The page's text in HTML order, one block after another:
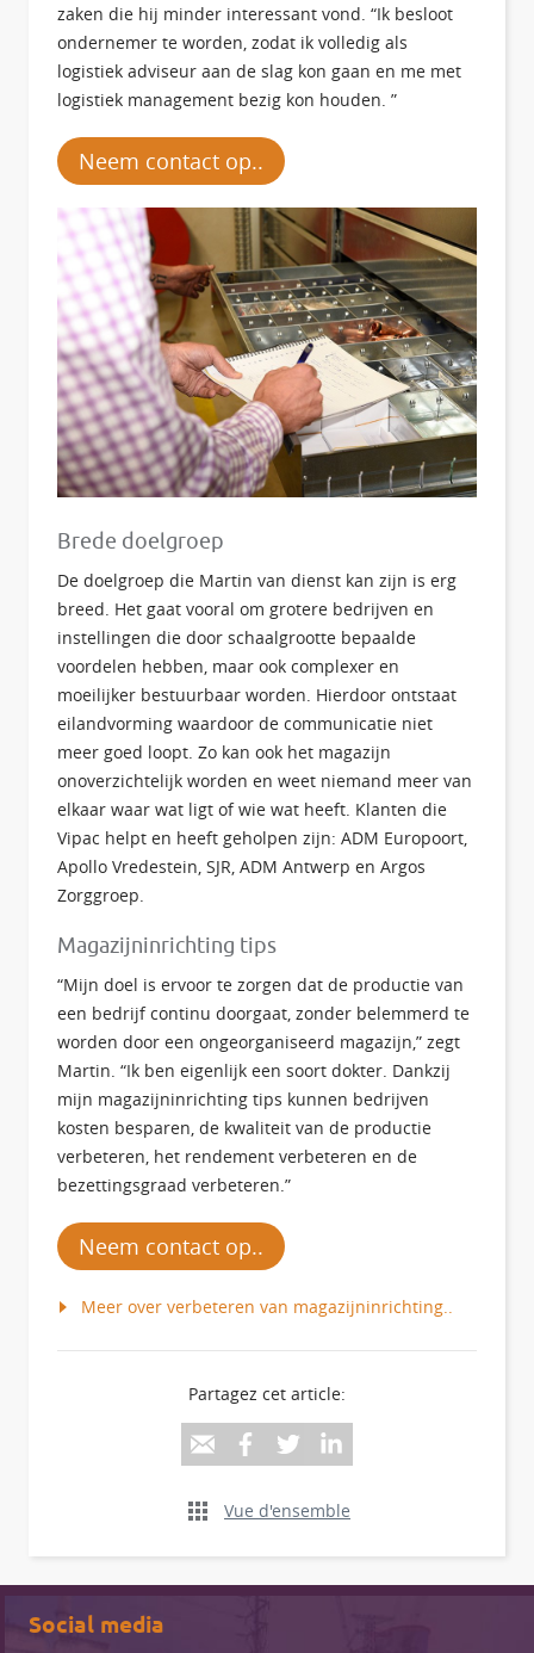
zaken die hij minder interessant vond. “Ik besloot
ondernemer te worden, zodat ik volledig als
logistiek adviseur aan de slag kon gaan en me met
logistiek management bezig kon houden. ”
Neem contact op..
Brede doelgroep
De doelgroep die Martin van dienst kan zijn is erg
breed. Het gaat vooral om grotere bedrijven en
instellingen die door schaalgrootte bepaalde
voordelen hebben, maar ook complexer en
moeilijker bestuurbaar worden. Hierdoor ontstaat
eilandvorming waardoor de communicatie niet
meer goed loopt. Zo kan ook het magazijn
onoverzichtelijk worden en weet niemand meer van
elkaar waar wat ligt of wie wat heeft. Klanten die
Vipac helpt en heeft geholpen zijn: ADM Europoort,
Apollo Vredestein, SJR, ADM Antwerp en Argos
Zorggroep.
Magazijninrichting tips
“Mijn doel is ervoor te zorgen dat de productie van
een bedrijf continu doorgaat, zonder belemmerd te
worden door een ongeorganiseerd magazijn,” zegt
Martin. “Ik ben eigenlijk een soort dokter. Dankzij
mijn magazijninrichting tips kunnen bedrijven
kosten besparen, de kwaliteit van de productie
verbeteren, het rendement verbeteren en de
bezettingsgraad verbeteren.”
Neem contact op..
Meer over verbeteren van magazijninrichting..
Partagez cet article:
Vue d'ensemble
Social media